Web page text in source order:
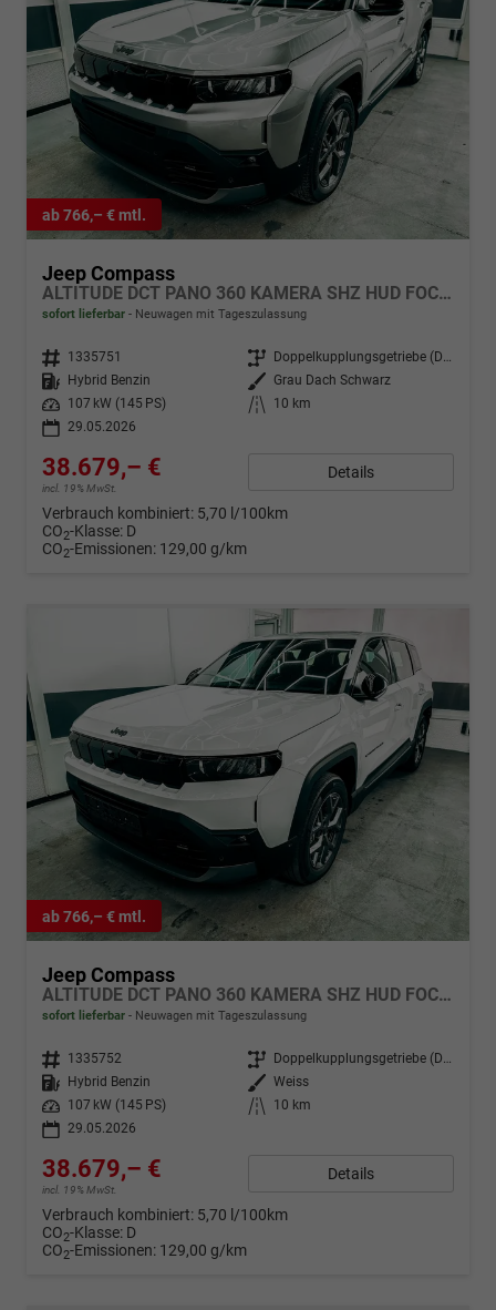
ab 766,– € mtl.
Jeep Compass
ALTITUDE DCT PANO 360 KAMERA SHZ HUD FOCAL BSD EL.HECKKLAPPE ACC
sofort lieferbar Neuwagen mit Tageszulassung
Fahrzeugnr. 1335751 Getriebe
Doppelkupplungsgetriebe (DSG)
Kraftstoff
Hybrid Benzin Außenfarbe
Grau Dach Schwarz
Leistung
107 kW (145 PS) Kilometerstand
10 km
29.05.2026
38.679,– €
incl. 19% MwSt.
Details
Verbrauch kombiniert: 5,70 l/100km
CO2-Klasse: D
CO2-Emissionen: 129,00 g/km
ab 766,– € mtl.
Jeep Compass
ALTITUDE DCT PANO 360 KAMERA SHZ HUD FOCAL BSD EL.HECKKLAPPE ACC
sofort lieferbar Neuwagen mit Tageszulassung
Fahrzeugnr. 1335752 Getriebe
Doppelkupplungsgetriebe (DSG)
Kraftstoff
Hybrid Benzin Außenfarbe Weiss
Leistung
107 kW (145 PS) Kilometerstand
10 km
29.05.2026
38.679,– €
incl. 19% MwSt.
Details
Verbrauch kombiniert: 5,70 l/100km
CO2-Klasse: D
CO2-Emissionen: 129,00 g/km